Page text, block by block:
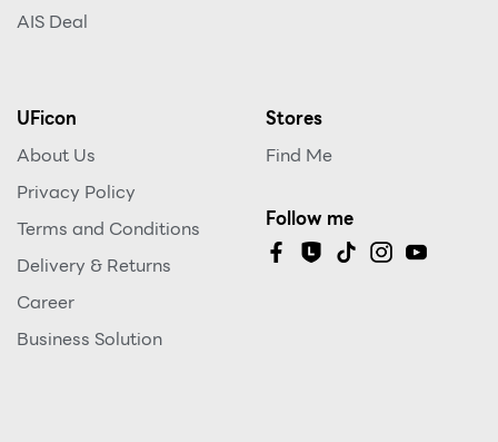
AIS Deal
UFicon
About Us
Privacy Policy
Terms and Conditions
Delivery & Returns
Career
Business Solution
Stores
Find Me
Follow me